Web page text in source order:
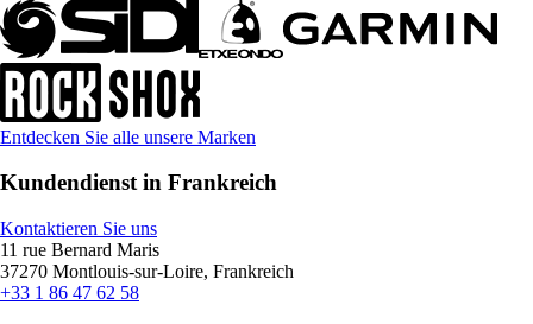
Entdecken Sie alle unsere Marken
Kundendienst in Frankreich
Kontaktieren Sie uns
11 rue Bernard Maris
37270 Montlouis-sur-Loire, Frankreich
+33 1 86 47 62 58